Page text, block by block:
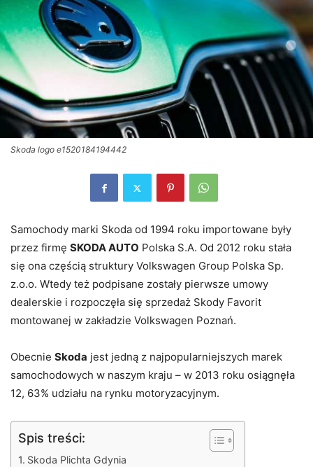
Skoda logo e1520184194442
Samochody marki Skoda od 1994 roku importowane były
przez firmę SKODA AUTO Polska S.A. Od 2012 roku stała
się ona częścią struktury Volkswagen Group Polska Sp.
z.o.o. Wtedy też podpisane zostały pierwsze umowy
dealerskie i rozpoczęła się sprzedaż Skody Favorit
montowanej w zakładzie Volkswagen Poznań.
Obecnie Skoda jest jedną z najpopularniejszych marek
samochodowych w naszym kraju – w 2013 roku osiągnęła
12, 63% udziału na rynku motoryzacyjnym.
Spis treści:
Skoda Plichta Gdynia